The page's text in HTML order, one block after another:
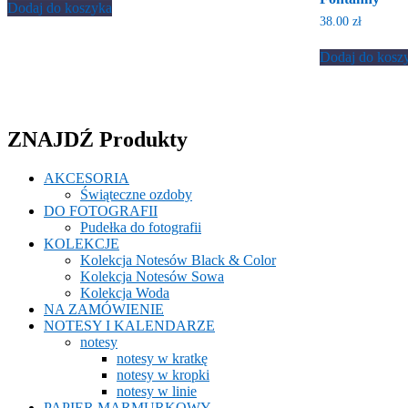
Dodaj do koszyka
38.00zł
Dodaj do
ZNAJDŹ Produkty
AKCESORIA
Świąteczne ozdoby
DO FOTOGRAFII
Pudełka do fotografii
KOLEKCJE
Kolekcja Notesów Black & Color
Kolekcja Notesów Sowa
Kolekcja Woda
NA ZAMÓWIENIE
NOTESY I KALENDARZE
notesy
notesy w kratkę
notesy w kropki
notesy w linie